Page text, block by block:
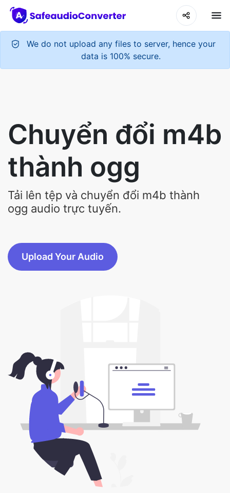
We do not upload any files to server, hence your
data is 100% secure.
thành ogg
Tải lên tệp và chuyển đổi m4b thành
ogg audio trực tuyến.